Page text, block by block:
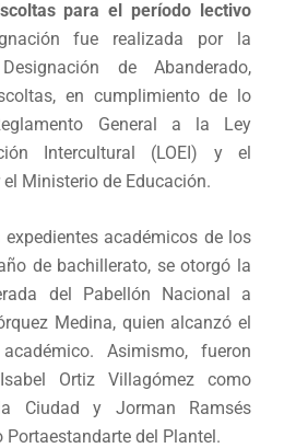
para el período lectivo
fue realizada por la
de Abanderado,
en cumplimiento de lo
General a la Ley
Intercultural (LOEI) y el
Ministerio de Educación.
académicos de los
de bachillerato, se otorgó la
del Pabellón Nacional a
Medina, quien alcanzó el
Asimismo, fueron
Ortiz Villagómez como
Ciudad y Jorman Ramsés
del Plantel.